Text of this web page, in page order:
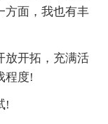
方面，我也有丰
放开拓，充满活
程度!
!